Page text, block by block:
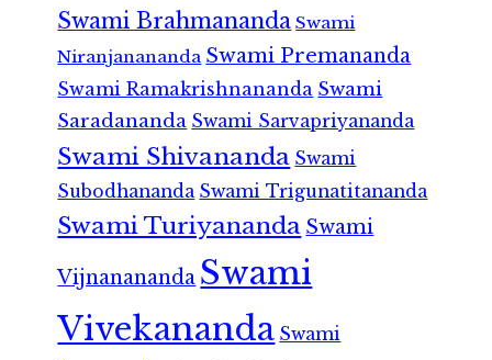
Swami Brahmananda Swami
Niranjanananda Swami Premananda
Swami Ramakrishnananda Swami
Saradananda Swami Sarvapriyananda
Swami Shivananda Swami
Subodhananda Swami Trigunatitananda
Swami Turiyananda Swami
Vijnanananda Swami
Vivekananda Swami